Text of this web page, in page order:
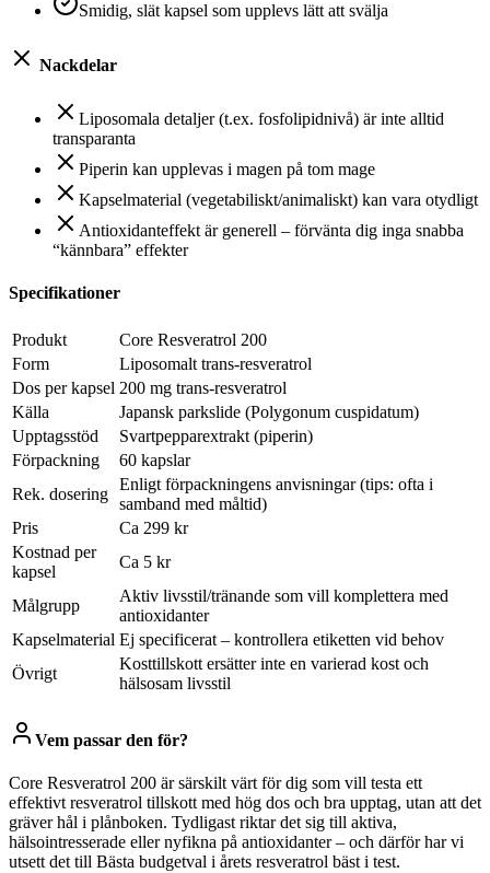
Smidig, slät kapsel som upplevs lätt att svälja
Nackdelar
Liposomala detaljer (t.ex. fosfolipidnivå) är inte alltid
transparanta
Piperin kan upplevas i magen på tom mage
Kapselmaterial (vegetabiliskt/animaliskt) kan vara otydligt
Antioxidanteffekt är generell – förvänta dig inga snabba
“kännbara” effekter
Specifikationer
Produkt
Core Resveratrol 200
Form
Liposomalt trans-resveratrol
Dos per kapsel 200 mg trans-resveratrol
Källa
Japansk parkslide (Polygonum cuspidatum)
Upptagsstöd
Svartpepparextrakt (piperin)
Förpackning
60 kapslar
Rek. dosering
Enligt förpackningens anvisningar (tips: ofta i
samband med måltid)
Pris
Ca 299 kr
Kostnad per
kapsel
Ca 5 kr
Målgrupp
Aktiv livsstil/tränande som vill komplettera med
antioxidanter
Kapselmaterial Ej specificerat – kontrollera etiketten vid behov
Övrigt
Kosttillskott ersätter inte en varierad kost och
hälsosam livsstil
Vem passar den för?
Core Resveratrol 200 är särskilt värt för dig som vill testa ett
effektivt resveratrol tillskott med hög dos och bra upptag, utan att det
gräver hål i plånboken. Tydligast riktar det sig till aktiva,
hälsointresserade eller nyfikna på antioxidanter – och därför har vi
utsett det till Bästa budgetval i årets resveratrol bäst i test.